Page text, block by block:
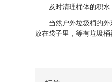
及时清理桶体的积水，
当然户外垃圾桶的外观
放在袋子里，等有垃圾